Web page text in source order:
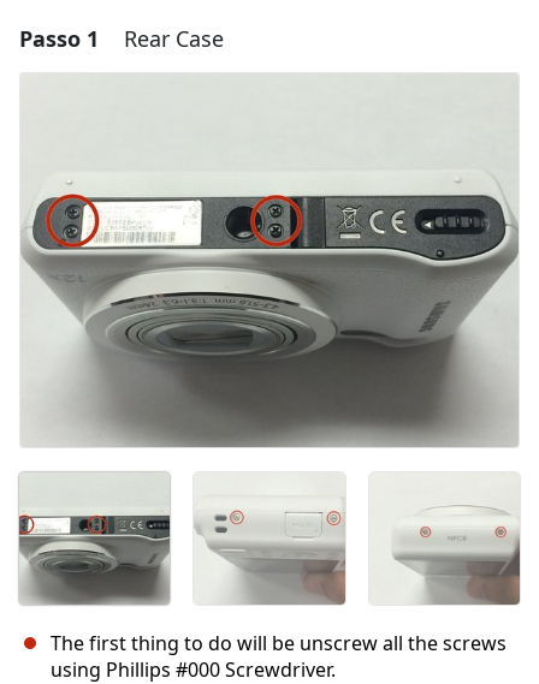
Passo 1 Rear Case
The first thing to do will be unscrew all the screws
using Phillips #000 Screwdriver.